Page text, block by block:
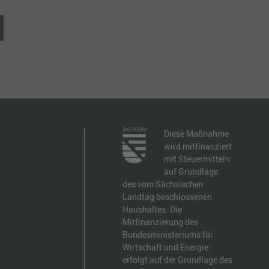
Diese Maßnahme
wird mitfinanziert
mit Steuermitteln
auf Grundlage
des vom Sächsischen
Landtag beschlossenen
Haushaltes. Die
Mitfinanzierung des
Bundesministeriums für
Wirtschaft und Energie
erfolgt auf der Grundlage des